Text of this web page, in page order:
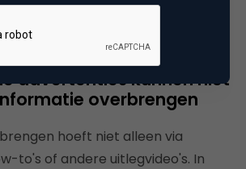
of merk, maar doordeze video
onder de aandacht gebracht.
advertenties kunnen niet
overbrengen
hoeft niet alleen via
to's of andere uitlegvideo's. In